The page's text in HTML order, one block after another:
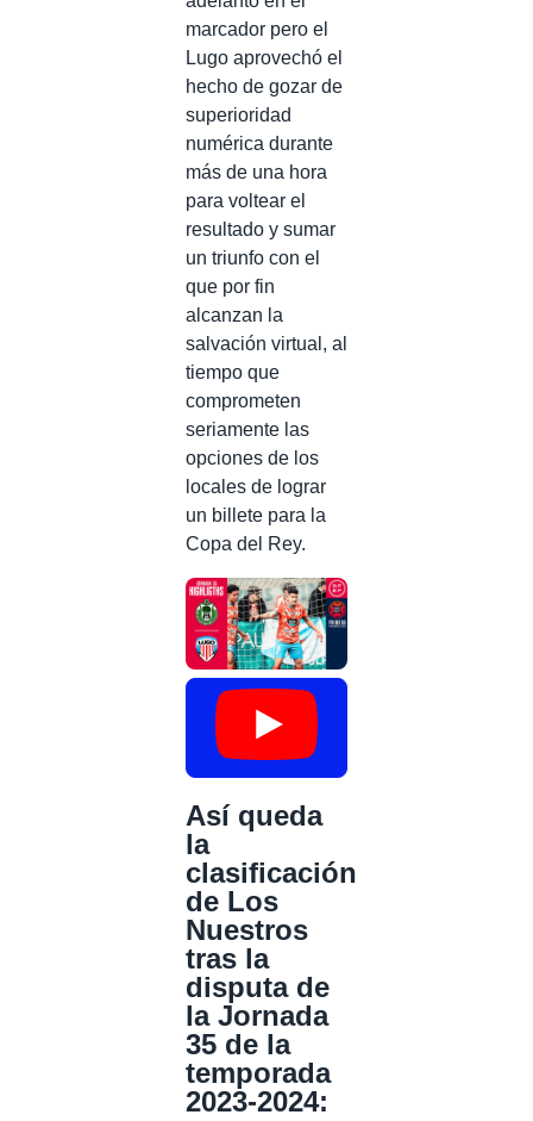
marcador pero el
Lugo aprovechó el
hecho de gozar de
superioridad
numérica durante
más de una hora
para voltear el
resultado y sumar
un triunfo con el
que por fin
alcanzan la
salvación virtual, al
tiempo que
comprometen
seriamente las
opciones de los
locales de lograr
un billete para la
Copa del Rey.
Así queda
la
clasificación
de Los
Nuestros
tras la
disputa de
la Jornada
35 de la
temporada
2023-2024: